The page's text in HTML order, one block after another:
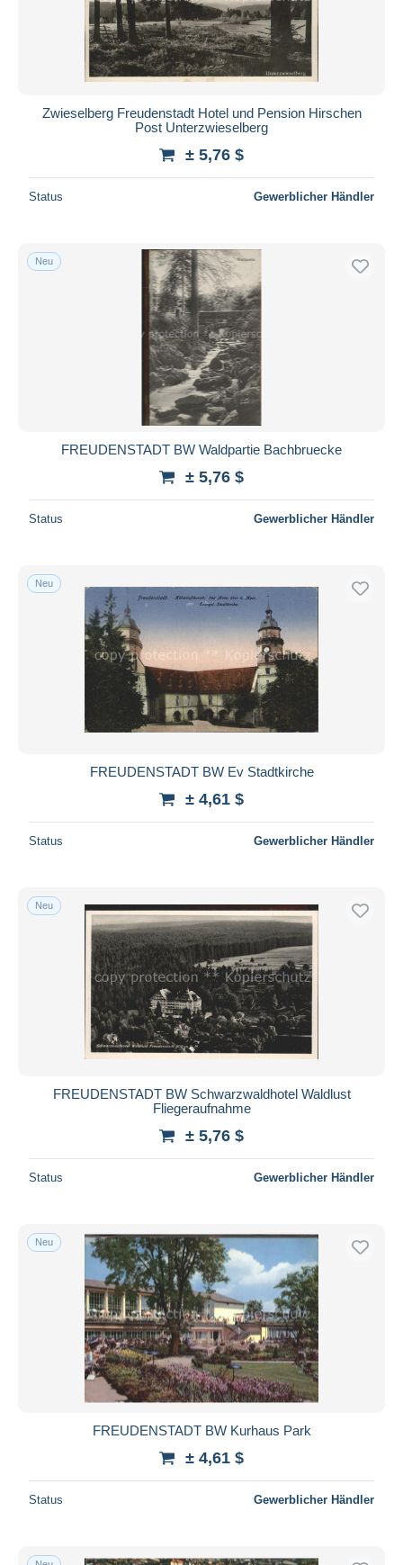
Zwieselberg Freudenstadt Hotel und Pension Hirschen
Post Unterzwieselberg
± 5,76 $
Status Gewerblicher Händler
Neu
FREUDENSTADT BW Waldpartie Bachbruecke
± 5,76 $
Status Gewerblicher Händler
Neu
FREUDENSTADT BW Ev Stadtkirche
± 4,61 $
Status Gewerblicher Händler
Neu
FREUDENSTADT BW Schwarzwaldhotel Waldlust
Fliegeraufnahme
± 5,76 $
Status Gewerblicher Händler
Neu
FREUDENSTADT BW Kurhaus Park
± 4,61 $
Status Gewerblicher Händler